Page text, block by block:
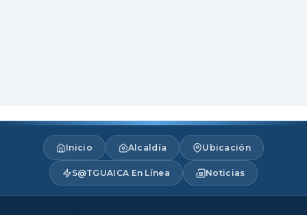
Inicio Alcaldía Ubicación
S@TGUAICA En Línea Noticias